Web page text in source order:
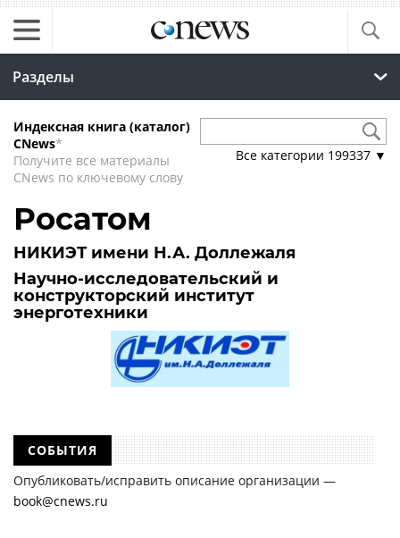
Разделы
Индексная книга (каталог)
CNews*
Получите все материалы
CNews по ключевому слову
Все категории 199337 ▼
Росатом
НИКИЭТ имени Н.А. Доллежаля
Научно-исследовательский и
конструкторский институт
энерготехники
СОБЫТИЯ
Опубликовать/исправить описание организации —
book@cnews.ru